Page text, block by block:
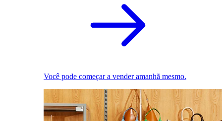
Você pode começar a vender amanhã mesmo.